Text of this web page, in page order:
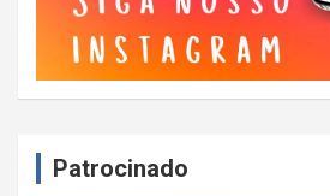
Patrocinado